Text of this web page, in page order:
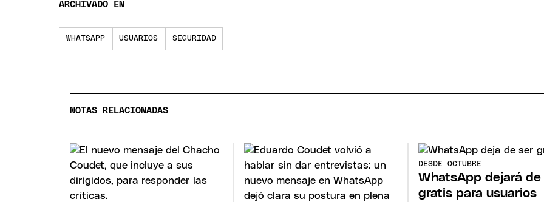
ARCHIVADO EN
WHATSAPP USUARIOS SEGURIDAD
NOTAS RELACIONADAS
DESDE OCTUBRE
WhatsApp dejará de
gratis para usuarios